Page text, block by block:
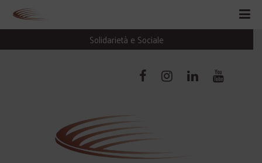
Solidarietà e Sociale